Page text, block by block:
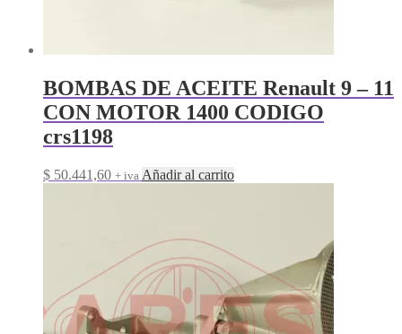
BOMBAS DE ACEITE Renault 9 – 11
CON MOTOR 1400 CODIGO
crs1198
$ 50.441,60 + iva Añadir al carrito